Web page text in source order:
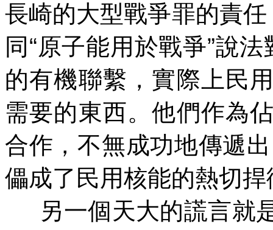
長崎的大型戰爭罪的責
同 “原子能用於戰爭”說法
的有機聯繫，實際上民
需要的東西。他們作為
合作，不無成功地傳遞
儡成了民用核能的熱切捍
另一個天大的謊言就